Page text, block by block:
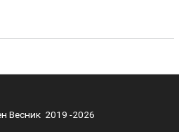
Весник 2019 -2026